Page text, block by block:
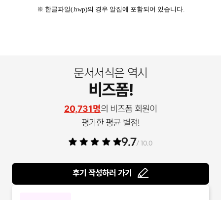
※ 한글파일(.hwp)의 경우 알집에 포함되어 있습니다.
문서서식은 역시
비즈폼!
20,731명의 비즈폼 회원이
평가한 평균 별점!
9.7/ 10.0
후기 작성하러 가기